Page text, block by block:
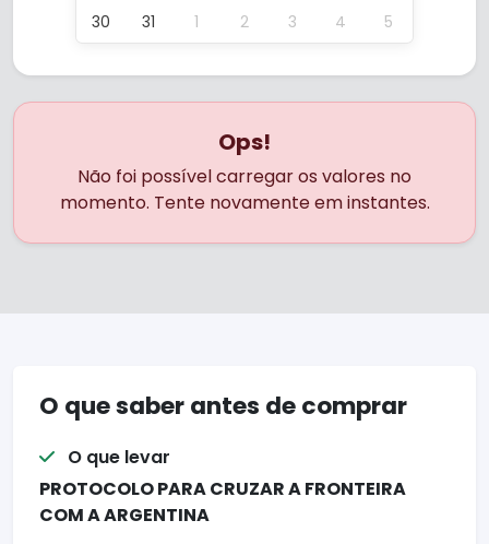
30
31 1 2 3 4 5
Ops!
Não foi possível carregar os valores no
momento. Tente novamente em instantes.
O que saber antes de comprar
O que levar
PROTOCOLO PARA CRUZAR A FRONTEIRA
COM A ARGENTINA